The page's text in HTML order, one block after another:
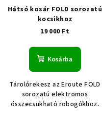
Hátsó kosár FOLD sorozatú
kocsikhoz
19 000 Ft
Kosárba
Tárolórekesz az Eroute FOLD
sorozatú elektromos
összecsukható robogókhoz.